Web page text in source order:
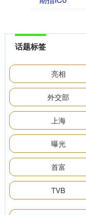
话题标签
亮相
外交部
上海
曝光
首富
TVB